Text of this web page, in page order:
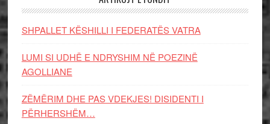
SHPALLET KËSHILLI I FEDERATËS VATRA
LUMI SI UDHË E NDRYSHIM NË POEZINË
AGOLLIANE
ZËMËRIM DHE PAS VDEKJES! DISIDENTI I
PËRHERSHËM…